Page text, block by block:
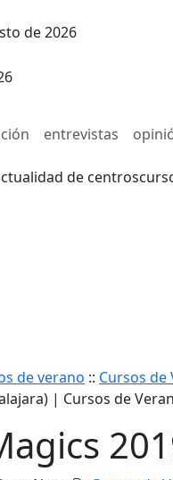
de 2026
entrevistas
de centros
de verano :: Cursos de
| Cursos de